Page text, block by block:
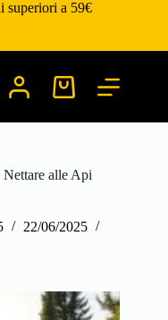
superiori a 59€
Carrello
alle Api
22/06/2025